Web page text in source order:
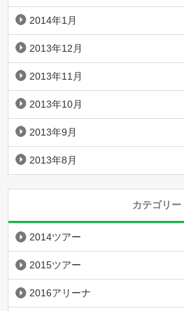
2014年1月
2013年12月
2013年11月
2013年10月
2013年9月
2013年8月
カテゴリー
2014ツアー
2015ツアー
2016アリーナ